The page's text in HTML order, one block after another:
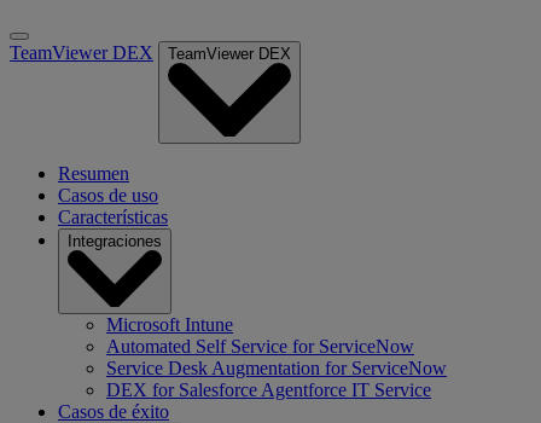
TeamViewer DEX TeamViewer DEX
Resumen
Casos de uso
Características
Integraciones
Microsoft Intune
Automated Self Service for ServiceNow
Service Desk Augmentation for ServiceNow
DEX for Salesforce Agentforce IT Service
Casos de éxito